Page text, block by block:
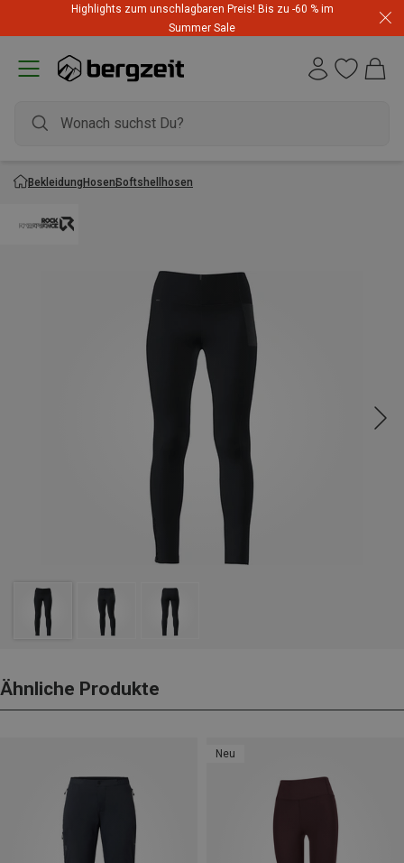
Highlights zum unschlagbaren Preis! Bis zu -60 % im
Summer Sale
BekleidungHosenSoftshellhosen
Ähnliche Produkte
Neu